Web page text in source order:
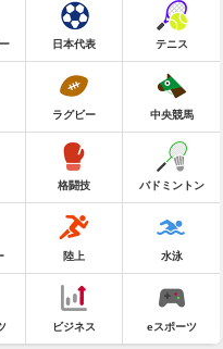
日本代表 テニス
ラグビー 中央競馬
格闘技 バドミントン
陸上 水泳
ビジネス eスポーツ